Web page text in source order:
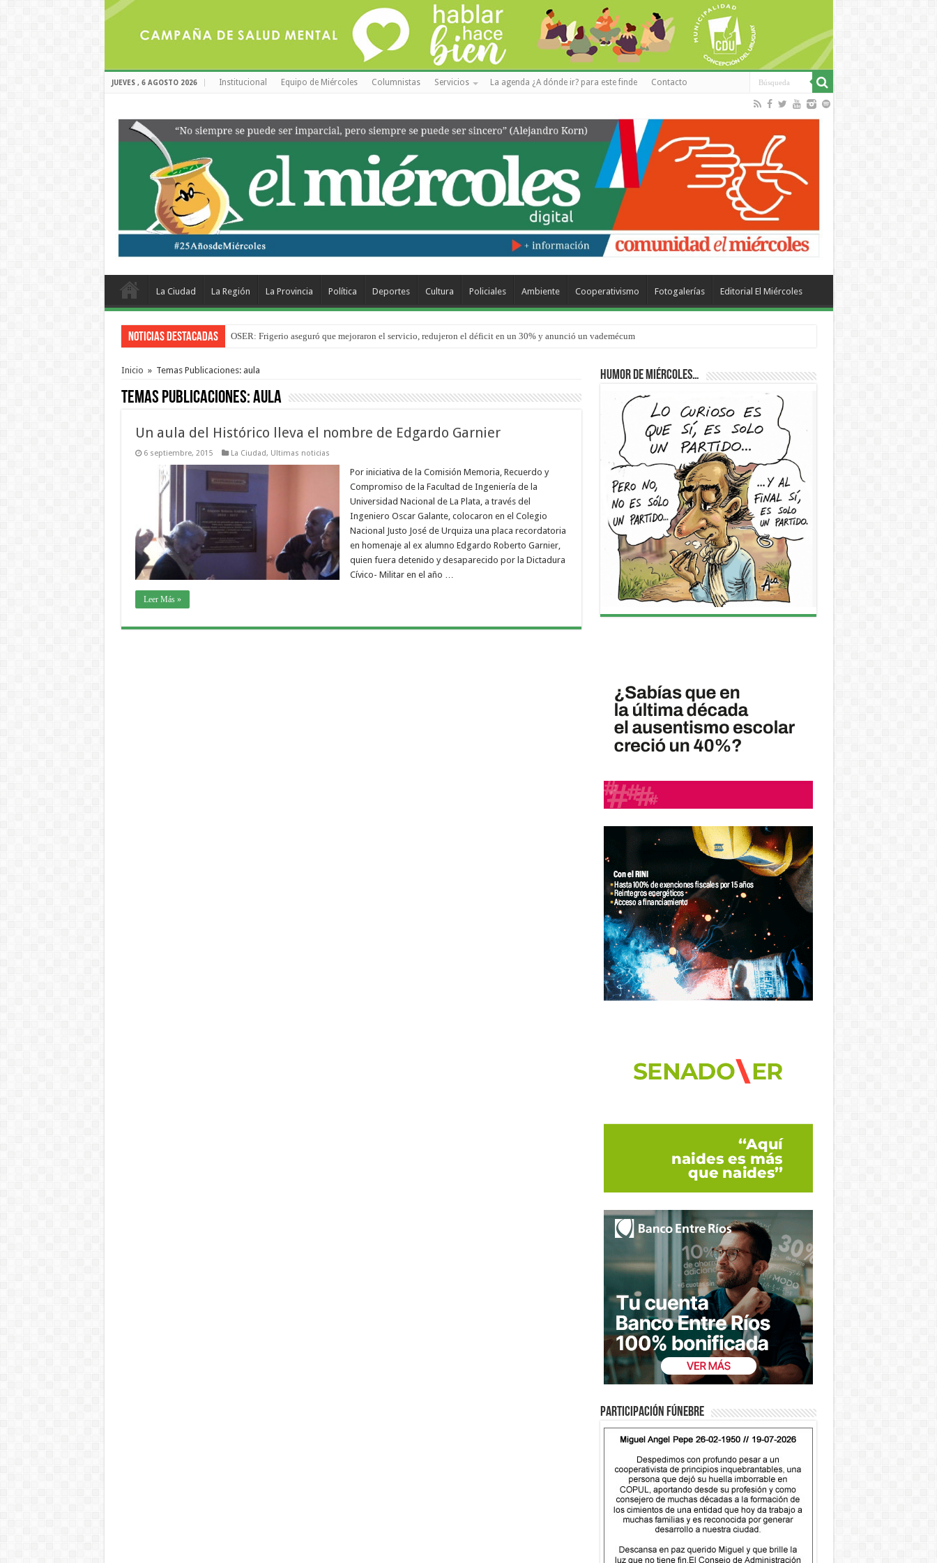
JUEVES , 6 AGOSTO 2026 Institucional Equipo de Miércoles Columnistas Servicios La agenda ¿A dónde ir? para este finde Contacto
La Ciudad La Región La Provincia Política Deportes Cultura Policiales Ambiente Cooperativismo Fotogalerías Editorial El Miércoles
Noticias Destacadas OSER: Frigerio aseguró que mejoraron el servicio, redujeron el déficit en un 30% y anunció un vademécum
Por primera vez hicieron una cirugía de reconstrucción torácica en el Hospital Urquiza
Inicio » Temas Publicaciones: aula
Temas Publicaciones:aula
Un aula del Histórico lleva el nombre de Edgardo Garnier
6 septiembre, 2015 La Ciudad, Ultimas noticias
Por iniciativa de la Comisión Memoria, Recuerdo y
Compromiso de la Facultad de Ingeniería de la
Universidad Nacional de La Plata, a través del
Ingeniero Oscar Galante, colocaron en el Colegio
Nacional Justo José de Urquiza una placa recordatoria
en homenaje al ex alumno Edgardo Roberto Garnier,
quien fuera detenido y desaparecido por la Dictadura
Cívico- Militar en el año …
Leer Más »
Humor de Miércoles…
Participación fúnebre